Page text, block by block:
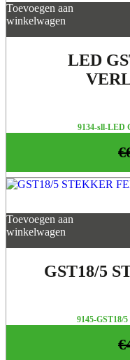
Toevoegen aan
winkelwagen
LED
9134-sll-LED
€
Toevoegen aan
winkelwagen
GST18/5
9145-GST18/
€